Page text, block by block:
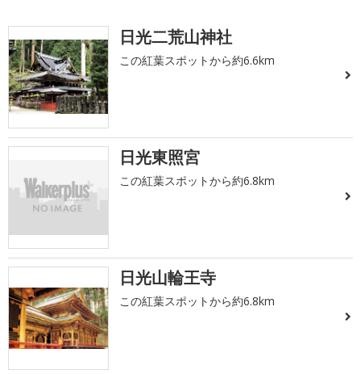
日光二荒山神社
この紅葉スポットから約6.6km
日光東照宮
この紅葉スポットから約6.8km
日光山輪王寺
この紅葉スポットから約6.8km